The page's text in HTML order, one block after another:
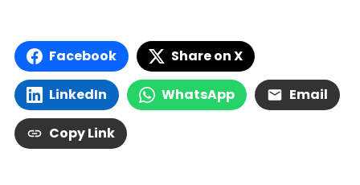
Facebook Share on X
LinkedIn WhatsApp Email
Copy Link